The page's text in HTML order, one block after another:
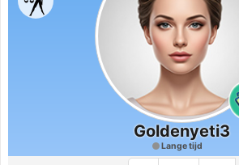
Goldenyeti3
Lange tijd